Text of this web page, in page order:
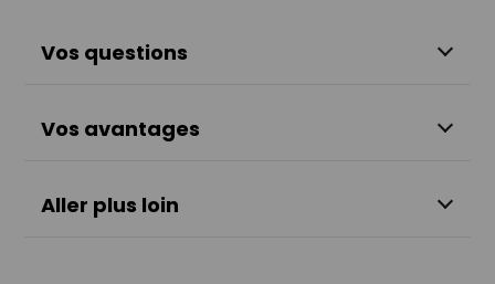
Vos questions
Vos avantages
Aller plus loin